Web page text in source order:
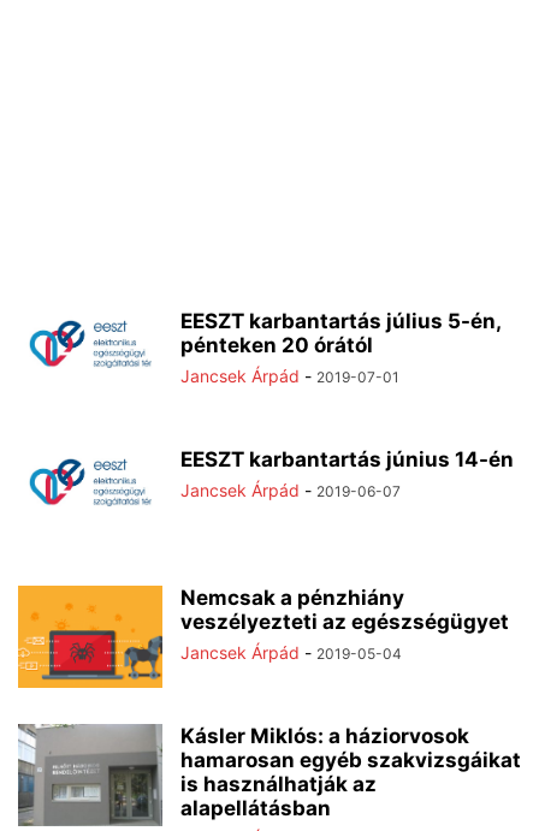
EESZT karbantartás július 5-én,
pénteken 20 órától
Jancsek Árpád - 2019-07-01
EESZT karbantartás június 14-én
Jancsek Árpád - 2019-06-07
Nemcsak a pénzhiány
veszélyezteti az egészségügyet
Jancsek Árpád - 2019-05-04
Kásler Miklós: a háziorvosok
hamarosan egyéb szakvizsgáikat
is használhatják az
alapellátásban